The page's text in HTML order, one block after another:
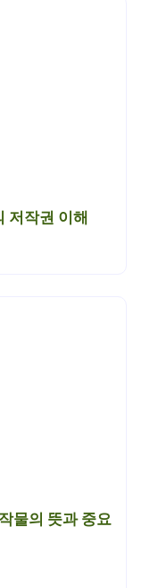
저작권 이해
물의 뜻과 중요